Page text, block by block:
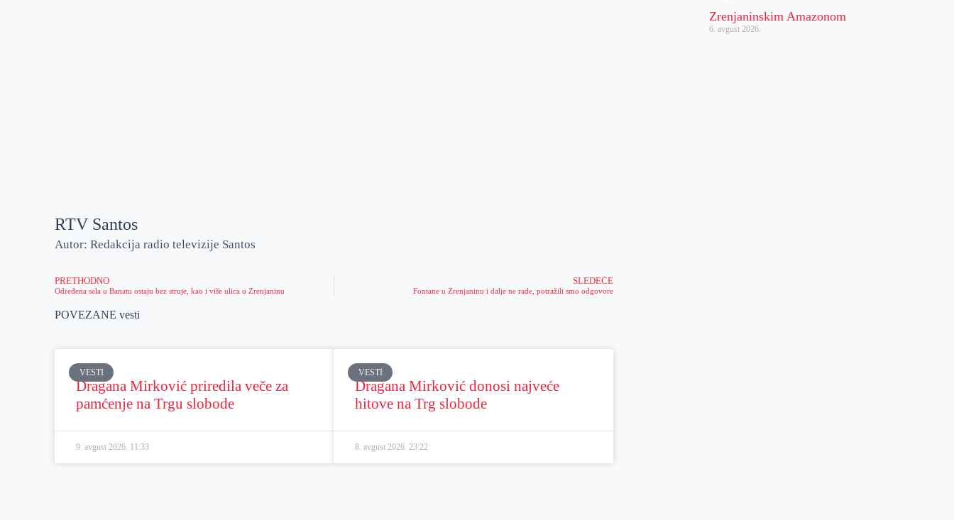
RTV Santos
Autor: Redakcija radio televizije Santos
PRETHODNO
Određena sela u Banatu ostaju bez struje, kao i više ulica u Zrenjaninu
SLEDEĆE
Fontane u Zrenjaninu i dalje ne rade, potražili smo odgovore
POVEZANE vesti
VESTI
Dragana Mirković priredila veče za
pamćenje na Trgu slobode
9. avgust 2026. 11:33
VESTI
Dragana Mirković donosi najveće
hitove na Trg slobode
8. avgust 2026. 23:22
Zrenjaninskim Amazonom
6. avgust 2026.